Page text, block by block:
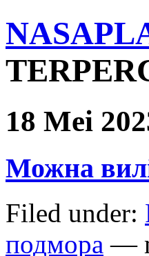
18 Mei
Можна
Filed under:
подмора —